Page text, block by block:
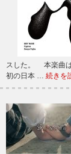
スした。 本楽曲は
初の日本 … 続きを